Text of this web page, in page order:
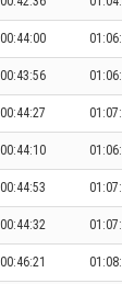
00:44:00
00:43:56
00:44:27
00:44:10
00:44:53
00:44:32
00:46:21